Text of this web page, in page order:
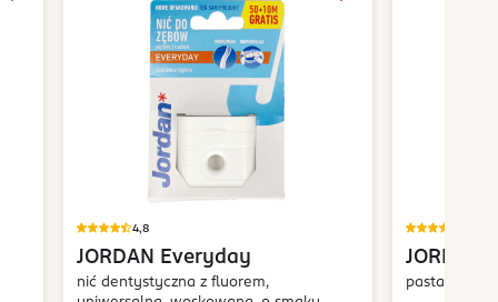
4,8
JORDAN Everyday
nić dentystyczna z fluorem,
JORDAN
pasta do